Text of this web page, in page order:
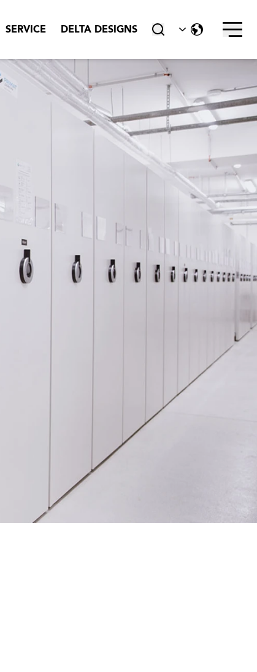
SERVICE DELTA DESIGNS Stäng ner